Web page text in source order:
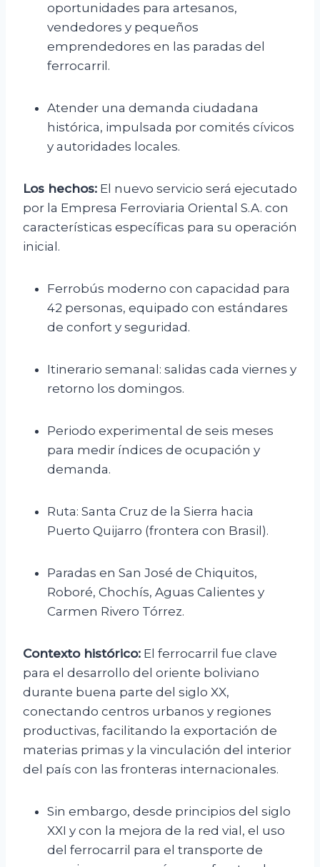
oportunidades para artesanos,
vendedores y pequeños
emprendedores en las paradas del
ferrocarril.
Atender una demanda ciudadana
histórica, impulsada por comités cívicos
y autoridades locales.
Los hechos: El nuevo servicio será ejecutado
por la Empresa Ferroviaria Oriental S.A. con
características específicas para su operación
inicial.
Ferrobús moderno con capacidad para
42 personas, equipado con estándares
de confort y seguridad.
Itinerario semanal: salidas cada viernes y
retorno los domingos.
Periodo experimental de seis meses
para medir índices de ocupación y
demanda.
Ruta: Santa Cruz de la Sierra hacia
Puerto Quijarro (frontera con Brasil).
Paradas en San José de Chiquitos,
Roboré, Chochís, Aguas Calientes y
Carmen Rivero Tórrez.
Contexto histórico: El ferrocarril fue clave
para el desarrollo del oriente boliviano
durante buena parte del siglo XX,
conectando centros urbanos y regiones
productivas, facilitando la exportación de
materias primas y la vinculación del interior
del país con las fronteras internacionales.
Sin embargo, desde principios del siglo
XXI y con la mejora de la red vial, el uso
del ferrocarril para el transporte de